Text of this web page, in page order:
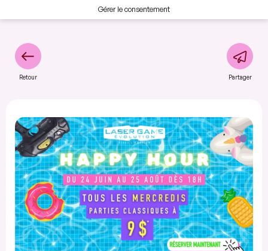
Gérer le consentement
Retour Partager